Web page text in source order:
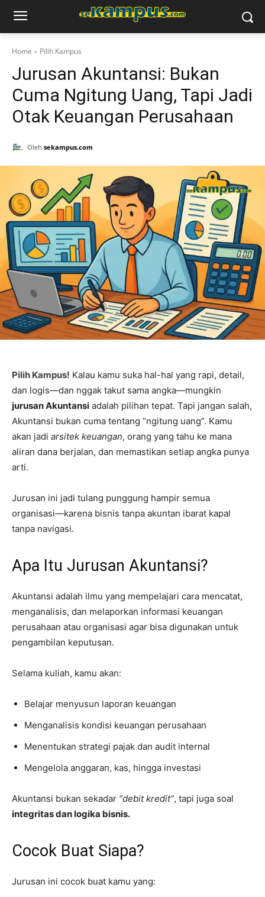
Home Pilih Kampus
Jurusan Akuntansi: Bukan
Cuma Ngitung Uang, Tapi Jadi
Otak Keuangan Perusahaan
Oleh sekampus.com
Pilih Kampus! Kalau kamu suka hal-hal yang rapi, detail,
dan logis—dan nggak takut sama angka—mungkin
jurusan Akuntansi adalah pilihan tepat. Tapi jangan salah,
Akuntansi bukan cuma tentang “ngitung uang”. Kamu
akan jadi arsitek keuangan, orang yang tahu ke mana
aliran dana berjalan, dan memastikan setiap angka punya
arti.
Jurusan ini jadi tulang punggung hampir semua
organisasi—karena bisnis tanpa akuntan ibarat kapal
tanpa navigasi.
Apa Itu Jurusan Akuntansi?
Akuntansi adalah ilmu yang mempelajari cara mencatat,
menganalisis, dan melaporkan informasi keuangan
perusahaan atau organisasi agar bisa digunakan untuk
pengambilan keputusan.
Selama kuliah, kamu akan:
Belajar menyusun laporan keuangan
Menganalisis kondisi keuangan perusahaan
Menentukan strategi pajak dan audit internal
Mengelola anggaran, kas, hingga investasi
Akuntansi bukan sekadar “debit kredit”, tapi juga soal
integritas dan logika bisnis.
Cocok Buat Siapa?
Jurusan ini cocok buat kamu yang: